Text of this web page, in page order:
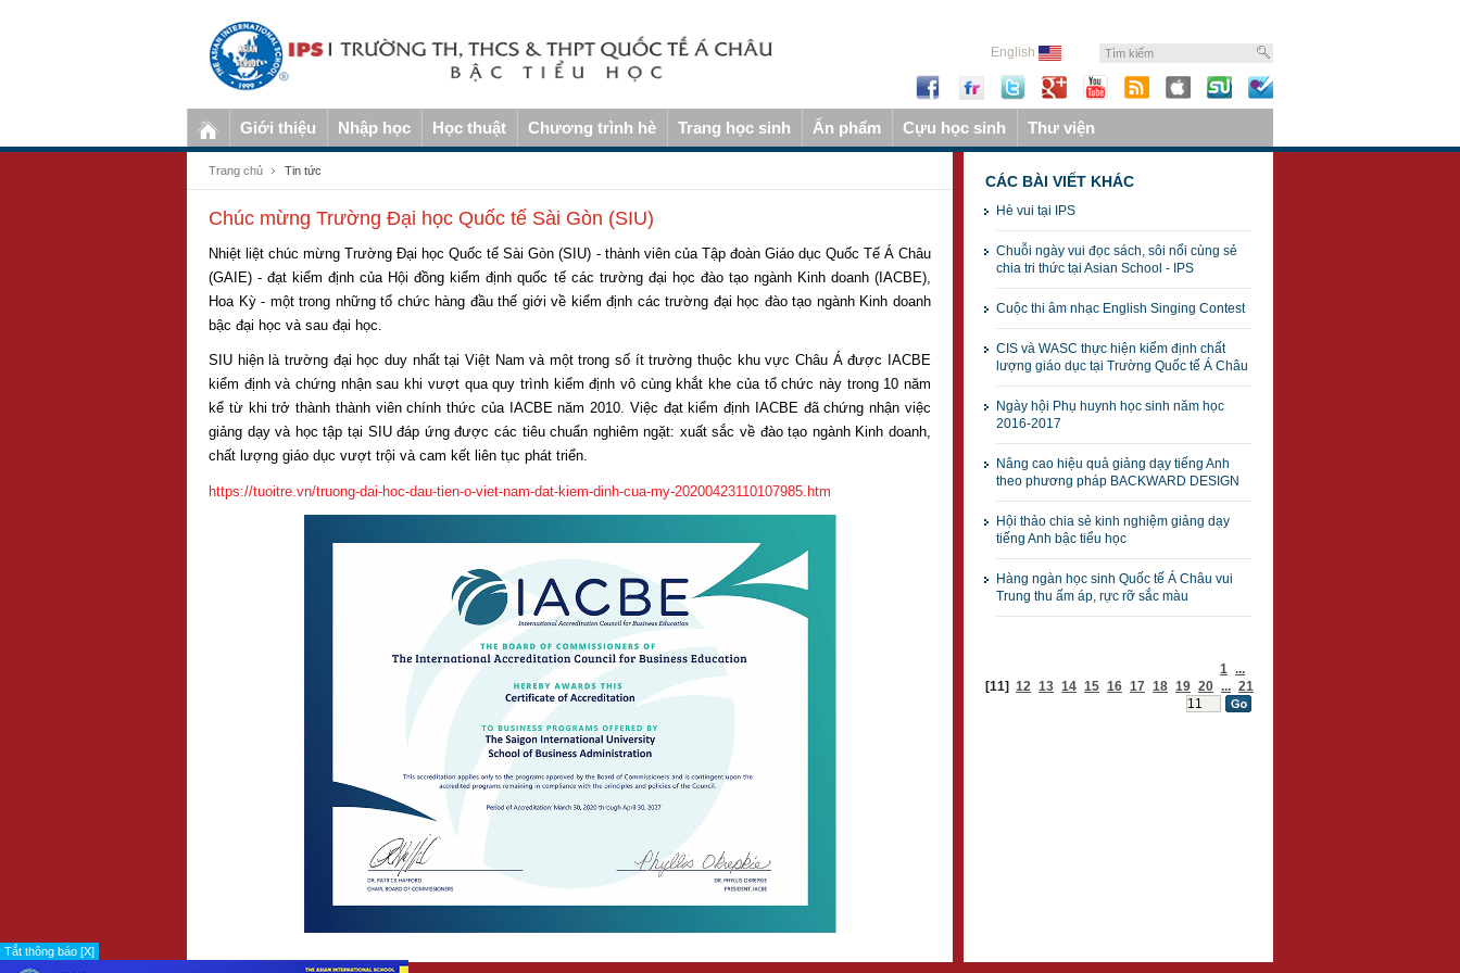
English
Giới thiệu Nhập học Học thuật Chương trình hè Trang học sinh Ấn phẩm Cựu học sinh Thư viện
Trang chủ Tin tức
Chúc mừng Trường Đại học Quốc tế Sài Gòn (SIU)
Nhiệt liệt chúc mừng Trường Đại học Quốc tế Sài Gòn (SIU) - thành viên của Tập đoàn Giáo dục Quốc Tế Á Châu
(GAIE) - đạt kiểm định của Hội đồng kiểm định quốc tế các trường đại học đào tạo ngành Kinh doanh (IACBE),
Hoa Kỳ - một trong những tổ chức hàng đầu thế giới về kiểm định các trường đại học đào tạo ngành Kinh doanh
bậc đại học và sau đại học.
SIU hiện là trường đại học duy nhất tại Việt Nam và một trong số ít trường thuộc khu vực Châu Á được IACBE
kiểm định và chứng nhận sau khi vượt qua quy trình kiểm định vô cùng khắt khe của tổ chức này trong 10 năm
kể từ khi trở thành thành viên chính thức của IACBE năm 2010. Việc đạt kiểm định IACBE đã chứng nhận việc
giảng dạy và học tập tại SIU đáp ứng được các tiêu chuẩn nghiêm ngặt: xuất sắc về đào tạo ngành Kinh doanh,
chất lượng giáo dục vượt trội và cam kết liên tục phát triển.
https://tuoitre.vn/truong-dai-hoc-dau-tien-o-viet-nam-dat-kiem-dinh-cua-my-20200423110107985.htm
CÁC BÀI VIẾT KHÁC
Hè vui tại IPS
Chuỗi ngày vui đọc sách, sôi nổi cùng sẻ
chia tri thức tại Asian School - IPS
Cuộc thi âm nhạc English Singing Contest
CIS và WASC thực hiện kiểm định chất
lượng giáo dục tại Trường Quốc tế Á Châu
Ngày hội Phụ huynh học sinh năm học
2016-2017
Nâng cao hiệu quả giảng dạy tiếng Anh
theo phương pháp BACKWARD DESIGN
Hội thảo chia sẻ kinh nghiệm giảng dạy
tiếng Anh bậc tiểu học
Hàng ngàn học sinh Quốc tế Á Châu vui
Trung thu ấm áp, rực rỡ sắc màu
1 ...
[11] 12 13 14 15 16 17 18 19 20 ... 21
Tắt thông báo [X]